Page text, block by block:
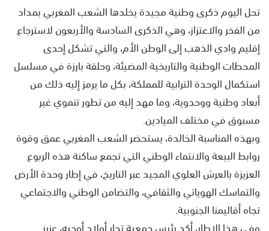
تحل اليوم ذكرى وطنية مجيدة يخلدها الشعب المغربي بمداد
من الفخر والاعتزاز، وهي الذكرى السادسة والأربعون لاسترجاع
إقليم وادي الذهب إلى الوطن الأم، والتي تشكل إحدى
المحطات الوطنية والتاريخية المضيئة، وحلقة بارزة في مسلسل
استكمال الوحدة الترابية للمملكة، بكل ما يرمز إليه ذلك من
أبعاد وطنية ووحدوية، وما مهد إليه من تطور تنموي غير
مسبوق في مختلف الميادين.
وبهذه المناسبة الخالدة، يستحضر الشعب المغربي عمق وقوة
روابط البيعة والانتماء الوطني التي تجمع ساكنة هذه الربوع
العزيزة بالعرش العلوي المجيد عبر التاريخ، في إطار وحدة الأرض
والتماسك الهوياتي والثقافي، والتضامن الوطني والاجتماعي
تجاه أقاليمنا الجنوبية.
وفي هذا الإطار، أكد رئيس جمعية تجار أولاد أوجيه، عزيز